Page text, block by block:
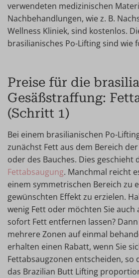
verwendeten medizinischen
Nachbehandlungen, wie z. B.
Wellness Kliniek, sind kostenlos.
brasilianisches Po-Lifting sind wie
Preise für die
Gesäßstraffung:
(Schritt 1)
Bei einem brasilianischen Po-
zunächst Fett aus dem Bereich
oder des Bauches. Dies geschieht
Fettabsaugung. Manchmal reicht
einem symmetrischen Bereich zu
gewünschten Effekt zu erzielen.
wenig Fett oder möchten Sie auch
sofort Fett entfernen lassen?
mehrere Zonen auf einmal
erhalten einen Rabatt, wenn Sie
Fettabsaugzonen entscheiden, so
das Brazilian Butt Lifting